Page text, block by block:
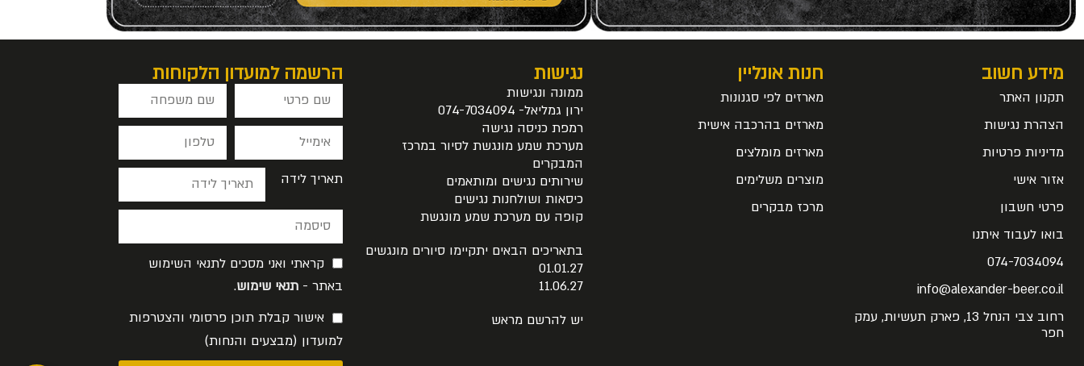
מידע חשוב
תקנון האתר
הצהרת נגישות
מדיניות פרטיות
אזור אישי
פרטי חשבון
בואו לעבוד איתנו
074-7034094
info@alexander-beer.co.il
רחוב צבי הנחל 13, פארק תעשיות, עמק
חפר
חנות אונליין
מארזים לפי סגנונות
מארזים בהרכבה אישית
מארזים מומלצים
מוצרים משלימים
מרכז מבקרים
נגישות
ממונה ונגישות
ירון גמליאל- 074-7034094
רמפת כניסה נגישה
מערכת שמע מונגשת לסיור במרכז
המבקרים
שירותים נגישים ומותאמים
כיסאות ושולחנות נגישים
קופה עם מערכת שמע מונגשת
בתאריכים הבאים יתקיימו סיורים מונגשים
01.01.27
11.06.27
יש להרשם מראש
הרשמה למועדון הלקוחות
תאריך לידה
קראתי ואני מסכים לתנאי השימוש
באתר - תנאי שימוש.
אישור קבלת תוכן פרסומי והצטרפות
למועדון (מבצעים והנחות)